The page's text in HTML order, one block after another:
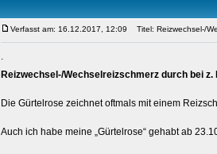
Verfasst am: 16.12.2017, 12:09 Titel: Reizwechsel-/
.
Reizwechsel-/Wechselreizschmerz durch bei z.
Die Gürtelrose zeichnet oftmals mit einem
Auch ich habe meine „Gürtelrose“ gehabt ab